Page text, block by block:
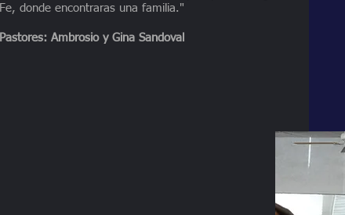
Fe, donde encontraras una familia."
Pastores: Ambrosio y Gina Sandoval